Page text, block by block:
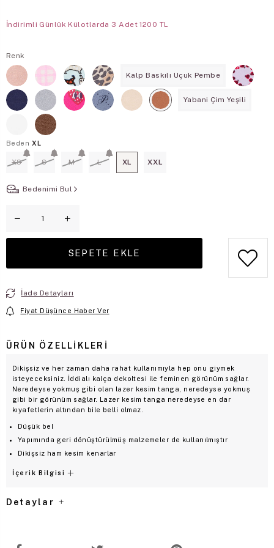
İndirimli Günlük Külotlarda 3 Adet 1200 TL
Renk
Kalp Baskılı Uçuk Pembe
Yabani Çim Yeşili
Beden XL
XS S M L XL XXL
Bedenimi Bul
İade Detayları
Fiyat Düşünce Haber Ver
ÜRÜN ÖZELLIKLERI
Dikişsiz ve her zaman daha rahat kullanımıyla hep onu giymek
isteyeceksiniz. İddialı kalça dekoltesi ile feminen görünüm sağlar.
Neredeyse yokmuş gibi olan lazer kesim tanga, neredeyse yokmuş
gibi bir görünüm sağlar. Lazer kesim tanga neredeyse en dar
kıyafetlerin altından bile belli olmaz.
Düşük bel
Yapımında geri dönüştürülmüş malzemeler de kullanılmıştır
Dikişsiz ham kesim kenarlar
İçerik Bilgisi
Detaylar